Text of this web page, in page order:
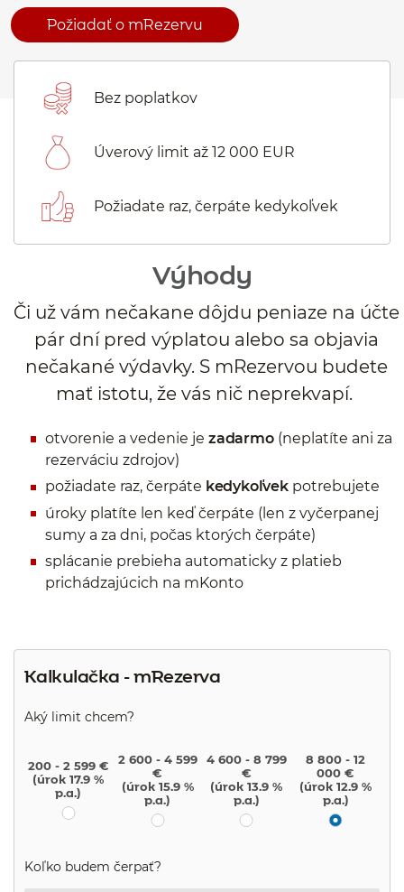
Požiadať o mRezervu
Bez poplatkov
Úverový limit až 12 000 EUR
Požiadate raz, čerpáte kedykoľvek
Výhody
Či už vám nečakane dôjdu peniaze na účte
pár dní pred výplatou alebo sa objavia
nečakané výdavky. S mRezervou budete
mať istotu, že vás nič neprekvapí.
otvorenie a vedenie je zadarmo(neplatíte ani za
rezerváciu zdrojov)
požiadate raz, čerpáte kedykoľvekpotrebujete
úroky platíte len keď čerpáte (len z vyčerpanej
sumy a za dni, počas ktorých čerpáte)
splácanie prebieha automaticky z platieb
prichádzajúcich na mKonto
Kalkulačka - mRezerva
Aký limit chcem?
200 - 2 599 €
(úrok 17.9 %
p.a.)
2 600 - 4 599
€
(úrok 15.9 %
p.a.)
4 600 - 8 799
€
(úrok 13.9 %
p.a.)
8 800 - 12
000 €
(úrok 12.9 %
p.a.)
Aký limit chcem?
Koľko budem čerpať?